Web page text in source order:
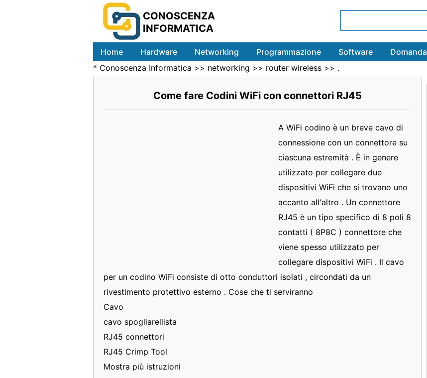
CONOSCENZA
INFORMATICA
Home Hardware Networking Programmazione Software Domanda
* Conoscenza Informatica >> networking >> router wireless >> .
Come fare Codini WiFi con connettori RJ45
A WiFi codino è un breve cavo di
connessione con un connettore su
ciascuna estremità . È in genere
utilizzato per collegare due
dispositivi WiFi che si trovano uno
accanto all'altro . Un connettore
RJ45 è un tipo specifico di 8 poli 8
contatti ( 8P8C ) connettore che
viene spesso utilizzato per
collegare dispositivi WiFi . Il cavo
per un codino WiFi consiste di otto conduttori isolati , circondati da un
rivestimento protettivo esterno . Cose che ti serviranno
Cavo
cavo spogliarellista
RJ45 connettori
RJ45 Crimp Tool
Mostra più istruzioni